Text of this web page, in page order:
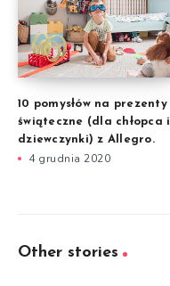
10 pomysłów na prezenty
świąteczne (dla chłopca i
dziewczynki) z Allegro.
4 grudnia 2020
Other stories